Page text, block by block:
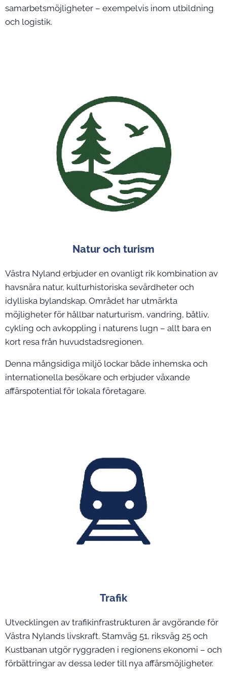
samarbetsmöjligheter – exempelvis inom utbildning
och logistik.
Natur och turism
Västra Nyland erbjuder en ovanligt rik kombination av
havsnära natur, kulturhistoriska sevärdheter och
idylliska bylandskap. Området har utmärkta
möjligheter för hållbar naturturism, vandring, båtliv,
cykling och avkoppling i naturens lugn – allt bara en
kort resa från huvudstadsregionen.
Denna mångsidiga miljö lockar både inhemska och
internationella besökare och erbjuder växande
affärspotential för lokala företagare.
Trafik
Utvecklingen av trafikinfrastrukturen är avgörande för
Västra Nylands livskraft. Stamväg 51, riksväg 25 och
Kustbanan utgör ryggraden i regionens ekonomi – och
förbättringar av dessa leder till nya affärsmöjligheter.